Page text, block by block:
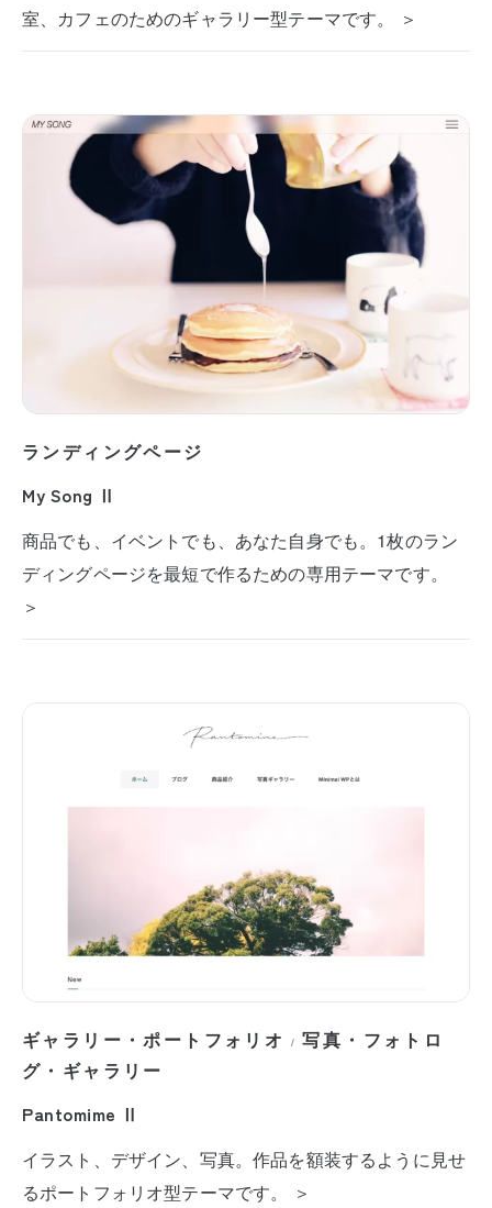
室、カフェのためのギャラリー型テーマです。 ＞
ランディングページ
My Song Ⅱ
商品でも、イベントでも、あなた自身でも。1枚のラン
ディングページを最短で作るための専用テーマです。
＞
ギャラリー・ポートフォリオ /写真・フォトロ
グ・ギャラリー
Pantomime Ⅱ
イラスト、デザイン、写真。作品を額装するように見せ
るポートフォリオ型テーマです。 ＞